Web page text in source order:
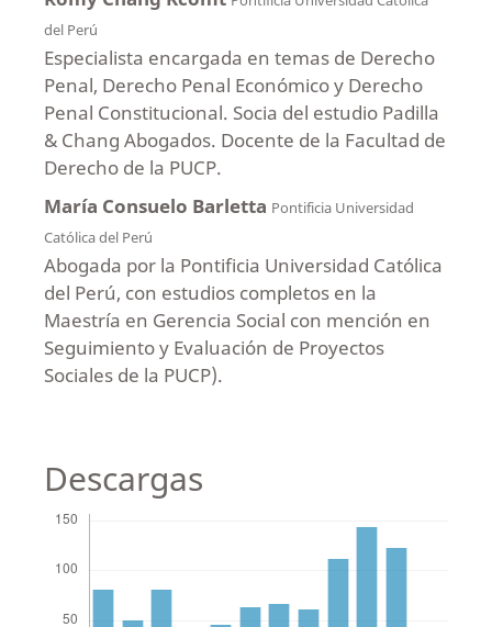
del Perú
Especialista encargada en temas de Derecho
Penal, Derecho Penal Económico y Derecho
Penal Constitucional. Socia del estudio Padilla
& Chang Abogados. Docente de la Facultad de
Derecho de la PUCP.
María Consuelo Barletta Pontificia Universidad
Católica del Perú
Abogada por la Pontificia Universidad Católica
del Perú, con estudios completos en la
Maestría en Gerencia Social con mención en
Seguimiento y Evaluación de Proyectos
Sociales de la PUCP).
Descargas